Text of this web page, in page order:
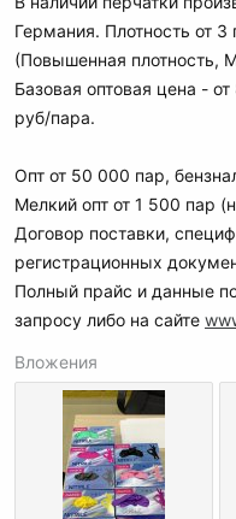
Германия. Плотность от 3
(Повышенная плотность,
Базовая оптовая цена -
руб/пара.
Опт от 50 000 пар,
Мелкий опт от 1 500 пар
Договор поставки,
регистрационных
Полный прайс и данные
запросу либо на сайте
Вложения